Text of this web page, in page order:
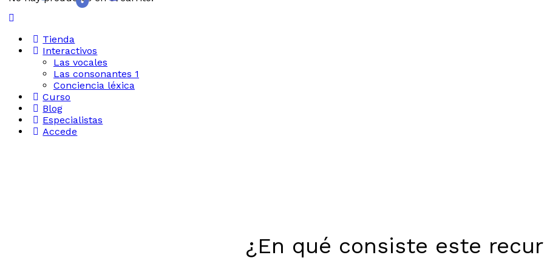
Tienda
Interactivos
Las vocales
Las consonantes 1
Conciencia léxica
Curso
Blog
Especialistas
Accede
¿En qué consiste este